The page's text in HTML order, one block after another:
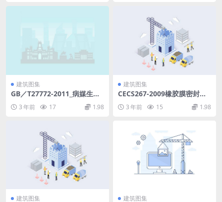
建筑图集
GB／T27772-2011_病媒生物
3 年前 17 1.98
建筑图集
CECS267-2009橡胶膜密封储
df 3 年前 15 1.98
建筑图集 建筑图集